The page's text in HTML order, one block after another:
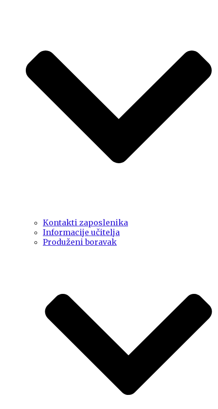
Kontakti zaposlenika
Informacije učitelja
Produženi boravak